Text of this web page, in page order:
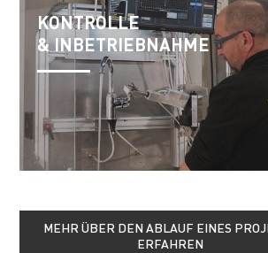
KONTROLLE
& INBETRIEBNAHME
MEHR ÜBER DEN ABLAUF EINES
ERFAHREN